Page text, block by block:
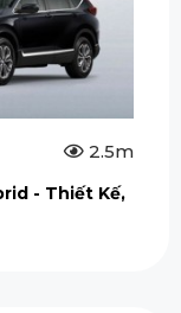
2.5m
- Thiết Kế,